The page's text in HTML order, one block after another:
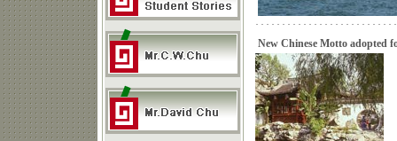
New Chinese Motto adopted